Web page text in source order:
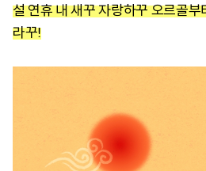
설 연휴 내 새꾸 자랑하꾸 오르골부
라꾸!